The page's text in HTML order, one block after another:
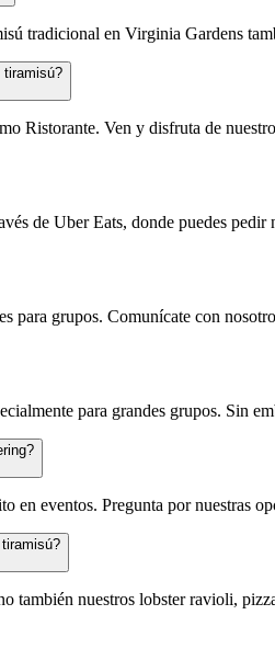
tradicional en Virginia Gardens
tiramisú?
Ristorante. Ven y disfruta de
de Uber Eats, donde puedes
para grupos. Comunícate con
para grandes grupos. Sin
en eventos. Pregunta por nuestras
también nuestros lobster ravioli,